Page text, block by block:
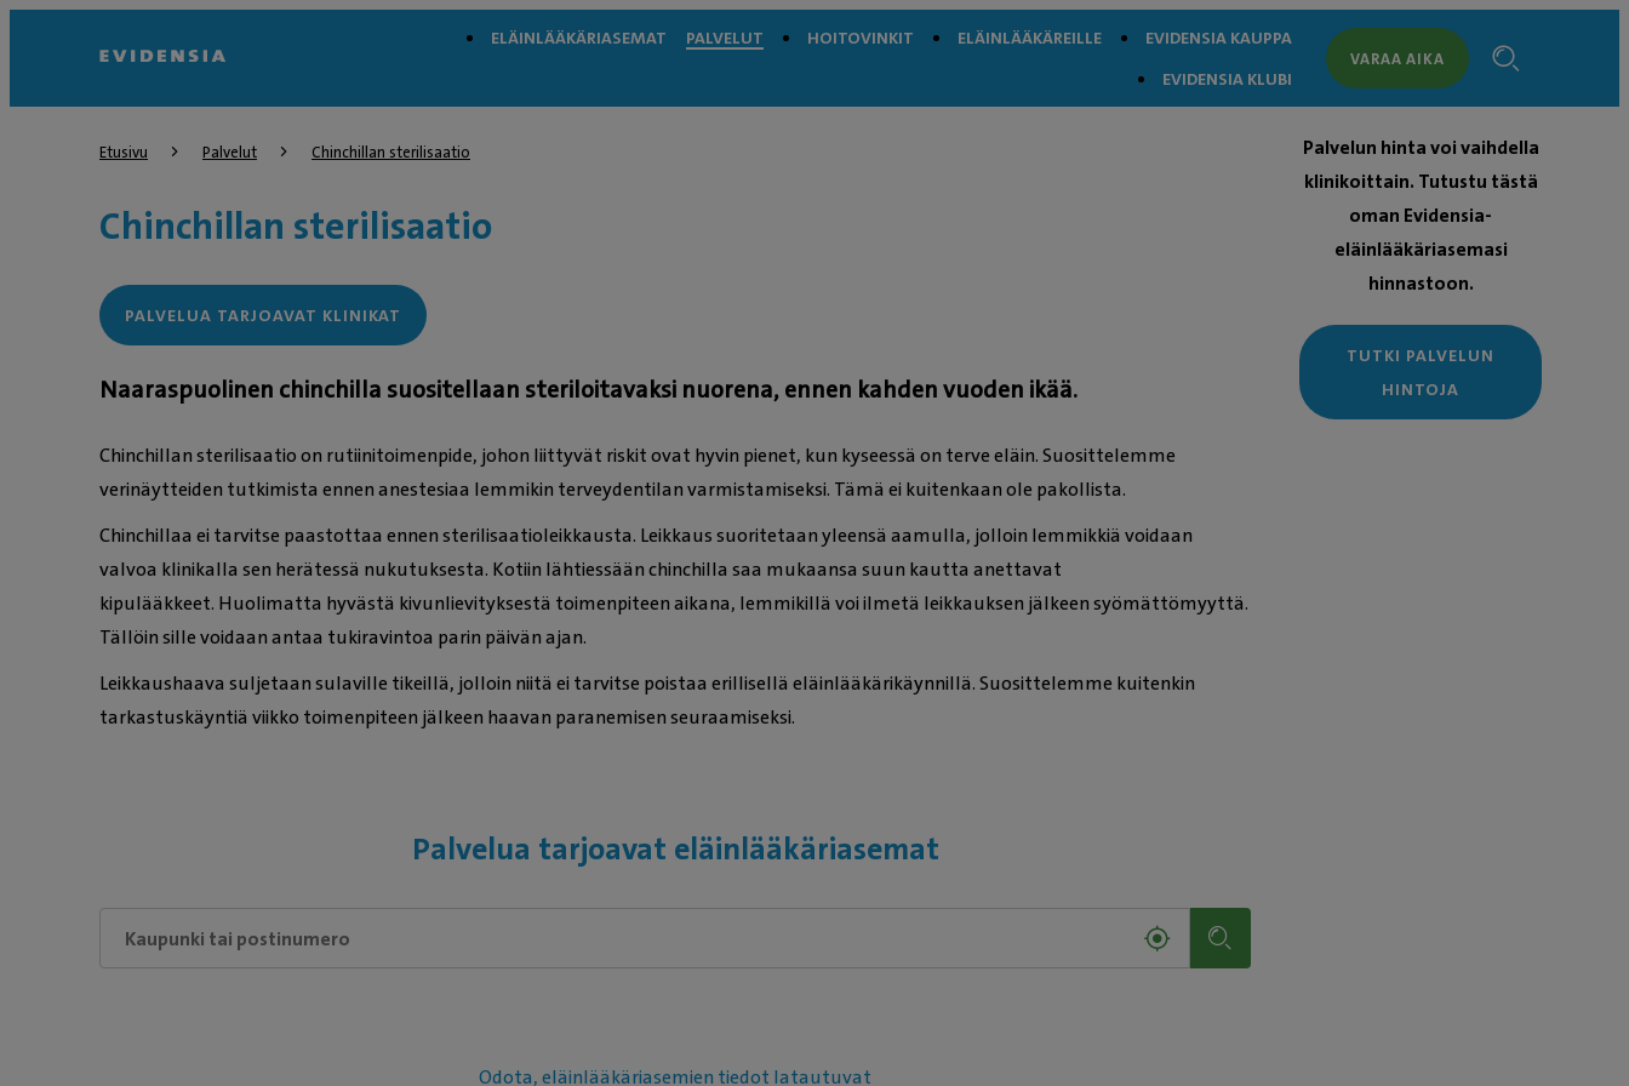
ELÄINLÄÄKÄRIASEMAT PALVELUT HOITOVINKIT ELÄINLÄÄKÄREILLE
EVIDENSIA KAUPPA
EVIDENSIA KLUBI
VARAA AIKA
Etusivu Palvelut Chinchillan sterilisaatio
Chinchillan sterilisaatio
PALVELUA TARJOAVAT KLINIKAT
Naaraspuolinen chinchilla suositellaan steriloitavaksi nuorena, ennen kahden vuoden ikää.
Chinchillan sterilisaatio on rutiinitoimenpide, johon liittyvät riskit ovat hyvin pienet, kun kyseessä on terve eläin. Suosittelemme
verinäytteiden tutkimista ennen anestesiaa lemmikin terveydentilan varmistamiseksi. Tämä ei kuitenkaan ole pakollista.
Chinchillaa ei tarvitse paastottaa ennen sterilisaatioleikkausta. Leikkaus suoritetaan yleensä aamulla, jolloin lemmikkiä voidaan
valvoa klinikalla sen herätessä nukutuksesta. Kotiin lähtiessään chinchilla saa mukaansa suun kautta anettavat
kipulääkkeet. Huolimatta hyvästä kivunlievityksestä toimenpiteen aikana, lemmikillä voi ilmetä leikkauksen jälkeen syömättömyyttä.
Tällöin sille voidaan antaa tukiravintoa parin päivän ajan.
Leikkaushaava suljetaan sulaville tikeillä, jolloin niitä ei tarvitse poistaa erillisellä eläinlääkärikäynnillä. Suosittelemme kuitenkin
tarkastuskäyntiä viikko toimenpiteen jälkeen haavan paranemisen seuraamiseksi.
Palvelua tarjoavat eläinlääkäriasemat
Odota, eläinlääkäriasemien tiedot latautuvat
Palvelun hinta voi vaihdella
klinikoittain. Tutustu tästä
oman Evidensia-
eläinlääkäriasemasi
hinnastoon.
TUTKI PALVELUN
HINTOJA